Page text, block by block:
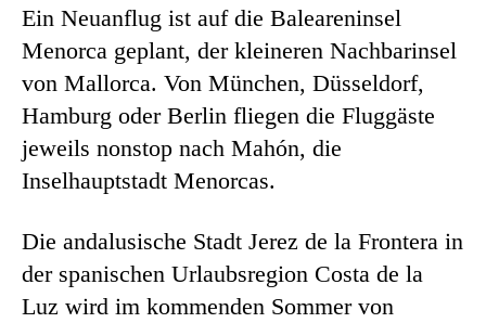
Ein Neuanflug ist auf die Baleareninsel
Menorca geplant, der kleineren Nachbarinsel
von Mallorca. Von München, Düsseldorf,
Hamburg oder Berlin fliegen die Fluggäste
jeweils nonstop nach Mahón, die
Inselhauptstadt Menorcas.
Die andalusische Stadt Jerez de la Frontera in
der spanischen Urlaubsregion Costa de la
Luz wird im kommenden Sommer von